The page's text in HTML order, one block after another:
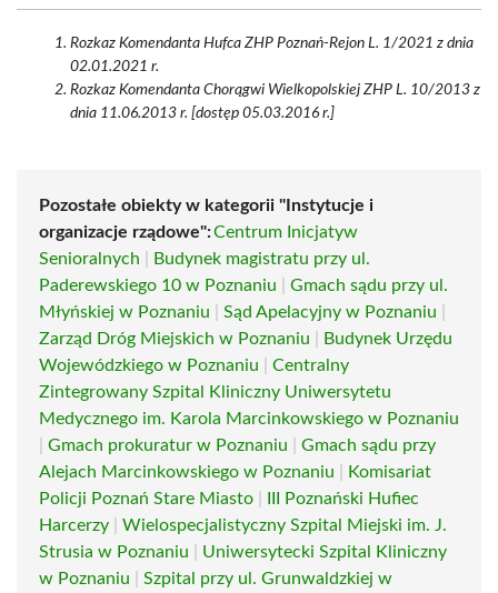
Rozkaz Komendanta Hufca ZHP Poznań-Rejon L. 1/2021 z dnia
02.01.2021 r.
Rozkaz Komendanta Chorągwi Wielkopolskiej ZHP L. 10/2013 z
dnia 11.06.2013 r. [dostęp 05.03.2016 r.]
Pozostałe obiekty w kategorii "Instytucje i
organizacje rządowe":Centrum Inicjatyw
Senioralnych
Budynek magistratu przy ul.
Paderewskiego 10 w Poznaniu
Gmach sądu przy ul.
Młyńskiej w Poznaniu
Sąd Apelacyjny w Poznaniu
Zarząd Dróg Miejskich w Poznaniu
Budynek Urzędu
Wojewódzkiego w Poznaniu
Centralny
Zintegrowany Szpital Kliniczny Uniwersytetu
Medycznego im. Karola Marcinkowskiego w Poznaniu
Gmach prokuratur w Poznaniu
Gmach sądu przy
Alejach Marcinkowskiego w Poznaniu
Komisariat
Policji Poznań Stare Miasto
III Poznański Hufiec
Harcerzy
Wielospecjalistyczny Szpital Miejski im. J.
Strusia w Poznaniu
Uniwersytecki Szpital Kliniczny
w Poznaniu
Szpital przy ul. Grunwaldzkiej w